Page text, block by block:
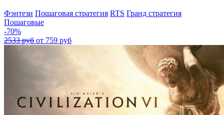
Фэнтези Пошаговая стратегия RTS Гранд стратегия
Пошаговые
-70%
2533 руб от 759 руб